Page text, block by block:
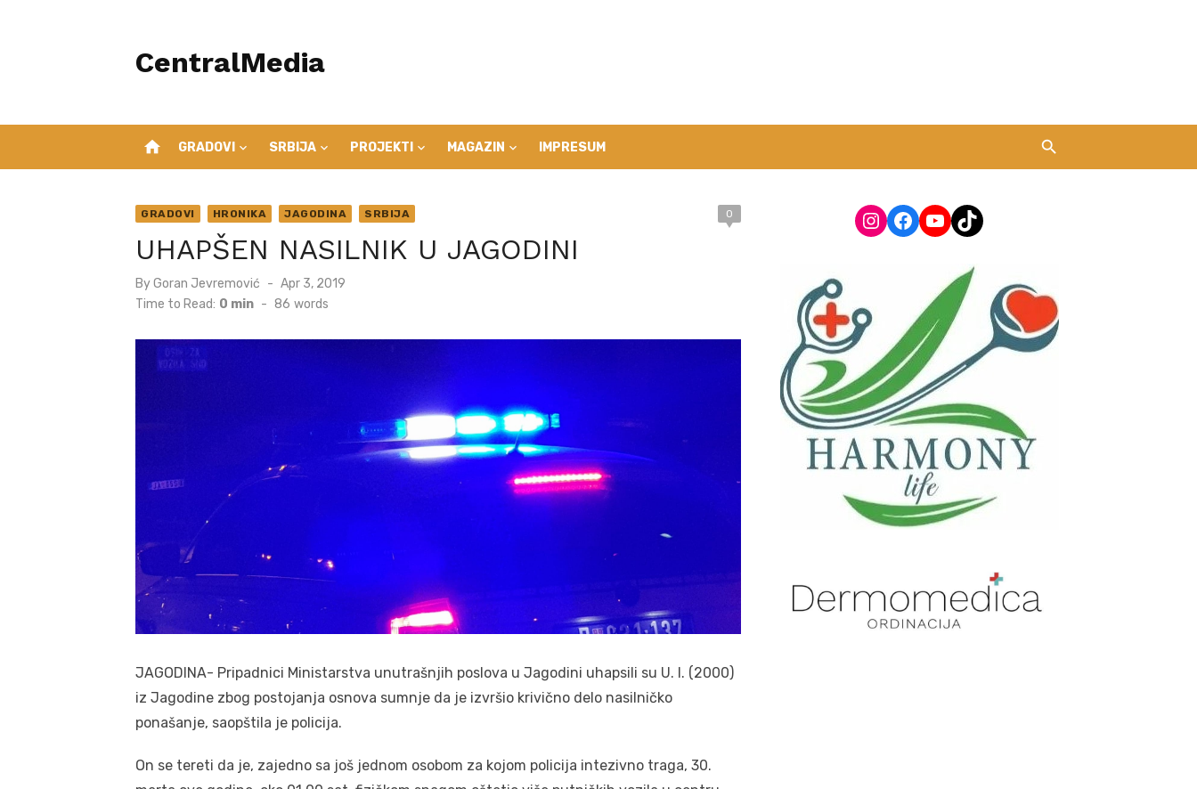
CentralMedia
home GRADOVI SRBIJA PROJEKTI MAGAZIN IMPRESUM
GRADOVI HRONIKA JAGODINA SRBIJA 0
UHAPŠEN NASILNIK U JAGODINI
ByGoran Jevremović
Posted
on
Apr 3, 2019
Time to Read: 0 min - 86 words
JAGODINA- Pripadnici Ministarstva unutrašnjih poslova u Jagodini uhapsili su U. I. (2000)
iz Jagodine zbog postojanja osnova sumnje da je izvršio krivično delo nasilničko
ponašanje, saopštila je policija.
On se tereti da je, zajedno sa još jednom osobom za kojom policija intezivno traga, 30.
Instagram
Facebook
YouTube
TikTok